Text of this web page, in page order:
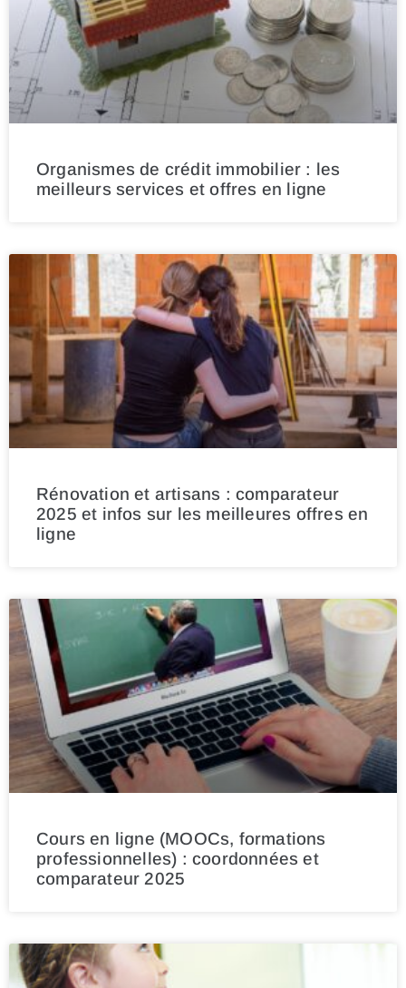
Organismes de crédit immobilier : les
meilleurs services et offres en ligne
Rénovation et artisans : comparateur
2025 et infos sur les meilleures offres en
ligne
Cours en ligne (MOOCs, formations
professionnelles) : coordonnées et
comparateur 2025